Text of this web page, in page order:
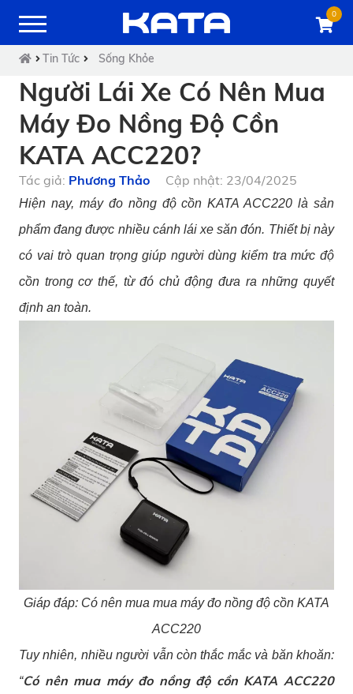
0
Tin Tức Sống Khỏe
Người Lái Xe Có Nên Mua
Máy Đo Nồng Độ Cồn
KATA ACC220?
Tác giả: Phương Thảo Cập nhật: 23/04/2025
Hiện nay, máy đo nồng độ cồn KATA ACC220 là sản
phẩm đang được nhiều cánh lái xe săn đón. Thiết bị này
có vai trò quan trọng giúp người dùng kiểm tra mức độ
cồn trong cơ thế, từ đó chủ động đưa ra những quyết
định an toàn.
Giáp đáp: Có nên mua mua máy đo nồng độ cồn KATA
ACC220
Tuy nhiên, nhiều người vẫn còn thắc mắc và băn khoăn:
“Có nên mua máy đo nồng độ cồn KATA ACC220